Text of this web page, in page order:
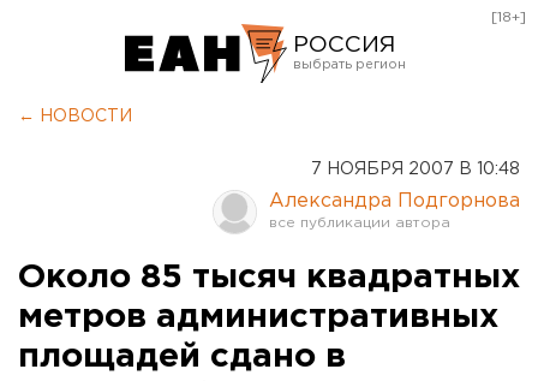
РОССИЯ
Оренбург
[18+]
← НОВОСТИ
7 НОЯБРЯ 2007 В 10:48
Александра Подгорнова
Около 85 тысяч квадратных
метров административных
площадей сдано в